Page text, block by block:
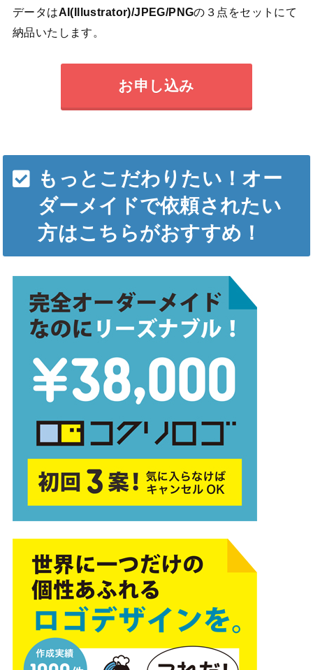
データはAI(Illustrator)/JPEG/PNGの３点をセットにて
納品いたします。
お申し込み
もっとこだわりたい！オー
ダーメイドで依頼されたい
方はこちらがおすすめ！